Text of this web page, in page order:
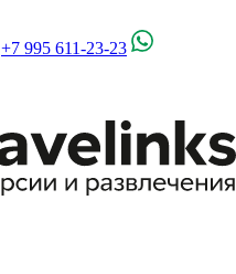
+7 995 611-23-23